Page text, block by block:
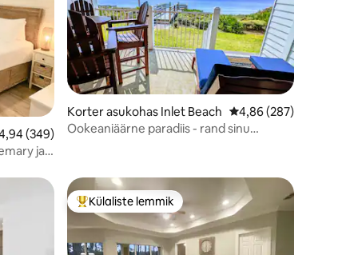
hinnang 4,94/5, 349 hinnangut
(349)
ja
Korter asukohas Inlet Beach Keskmine hinnang
4,86 (287)
Ookeaniäärne paradiis - rand sinu
Külaliste suur lemmik
Külaliste lemmik